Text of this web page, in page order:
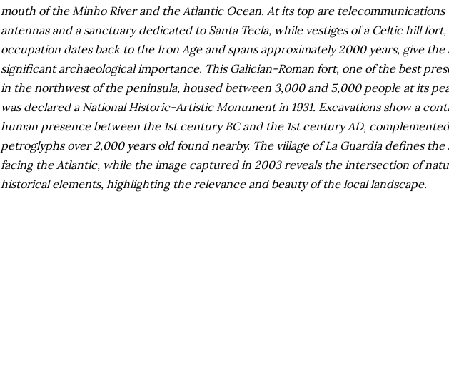
mouth of the Minho River and the Atlantic Ocean. At its top are telecommunications
antennas and a sanctuary dedicated to Santa Tecla, while vestiges of a Celtic hill
occupation dates back to the Iron Age and spans approximately 2000 years, give the
significant archaeological importance. This Galician-Roman fort, one of the best
in the northwest of the peninsula, housed between 3,000 and 5,000 people at its
was declared a National Historic-Artistic Monument in 1931. Excavations show a
human presence between the 1st century BC and the 1st century AD,
petroglyphs over 2,000 years old found nearby. The village of La Guardia defines the
facing the Atlantic, while the image captured in 2003 reveals the intersection of
historical elements, highlighting the relevance and beauty of the local landscape.